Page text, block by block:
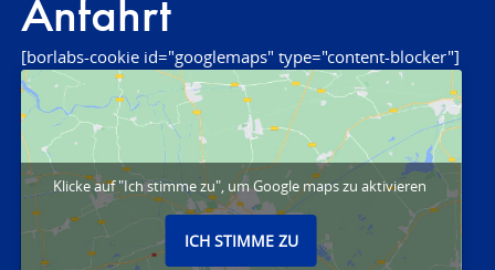
Anfahrt
[borlabs-cookie id="googlemaps" type="content-blocker"]
Klicke auf "Ich stimme zu", um Google maps zu aktivieren
ICH STIMME ZU